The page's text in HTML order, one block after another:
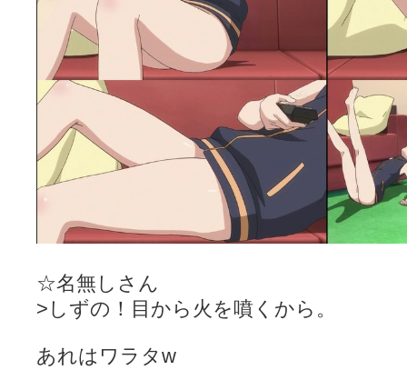
☆名無しさん
>しずの！目から火を噴くから。
あれはワラタw